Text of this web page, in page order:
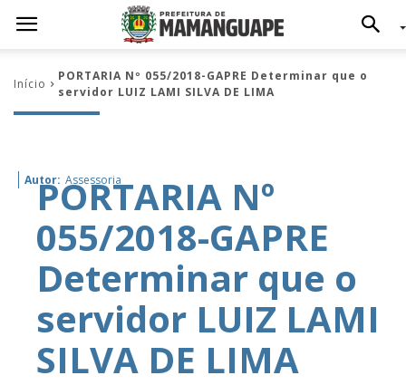
Início
PORTARIA Nº 055/2018-GAPRE Determinar que o
servidor LUIZ LAMI SILVA DE LIMA
Autor: Assessoria
PORTARIA Nº
055/2018-GAPRE
Determinar que o
servidor LUIZ LAMI
SILVA DE LIMA